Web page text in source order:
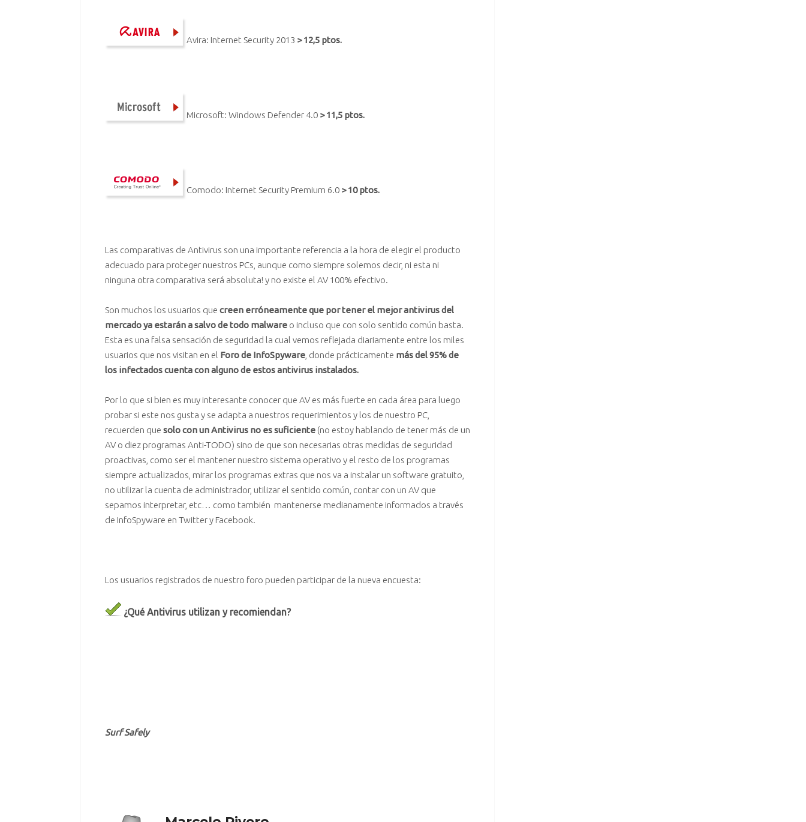
Avira: Internet Security 2013 > 12,5 ptos.
Microsoft: Windows Defender 4.0 > 11,5 ptos.
Comodo: Internet Security Premium 6.0 > 10 ptos.
Las comparativas de Antivirus son una importante referencia a la hora de elegir el producto
adecuado para proteger nuestros PCs, aunque como siempre solemos decir, ni esta ni
ninguna otra comparativa será absoluta! y no existe el AV 100% efectivo.
Son muchos los usuarios que creen erróneamente que por tener el mejor antivirus del
mercado ya estarán a salvo de todo malware o incluso que con solo sentido común basta.
Esta es una falsa sensación de seguridad la cual vemos reflejada diariamente entre los miles
usuarios que nos visitan en el Foro de InfoSpyware , donde prácticamente más del 95% de
los infectados cuenta con alguno de estos antivirus instalados.
Por lo que si bien es muy interesante conocer que AV es más fuerte en cada área para luego
probar si este nos gusta y se adapta a nuestros requerimientos y los de nuestro PC,
recuerden que solo con un Antivirus no es suficiente (no estoy hablando de tener más de un
AV o diez programas Anti-TODO) sino de que son necesarias otras medidas de seguridad
proactivas, como ser el mantener nuestro sistema operativo y el resto de los programas
siempre actualizados, mirar los programas extras que nos va a instalar un software gratuito,
no utilizar la cuenta de administrador, utilizar el sentido común, contar con un AV que
sepamos interpretar, etc… como también mantenerse medianamente informados a través
de InfoSpyware en Twittery Facebook.
Los usuarios registrados de nuestro foro pueden participar de la nueva encuesta:
¿Qué Antivirus utilizan y recomiendan?
Surf Safely